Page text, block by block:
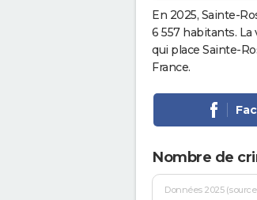
En 2025, Sainte-
6 557 habitants.
qui place Sainte-
France.
Nombre de
Données 2025